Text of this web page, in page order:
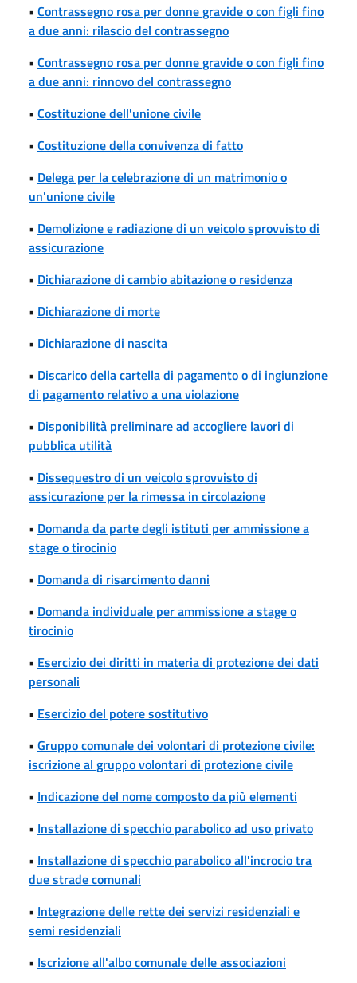
• Contrassegno rosa per donne gravide o con figli fino
a due anni: rilascio del contrassegno
• Contrassegno rosa per donne gravide o con figli fino
a due anni: rinnovo del contrassegno
• Costituzione dell'unione civile
• Costituzione della convivenza di fatto
• Delega per la celebrazione di un matrimonio o
un'unione civile
• Demolizione e radiazione di un veicolo sprovvisto di
assicurazione
• Dichiarazione di cambio abitazione o residenza
• Dichiarazione di morte
• Dichiarazione di nascita
• Discarico della cartella di pagamento o di ingiunzione
di pagamento relativo a una violazione
• Disponibilità preliminare ad accogliere lavori di
pubblica utilità
• Dissequestro di un veicolo sprovvisto di
assicurazione per la rimessa in circolazione
• Domanda da parte degli istituti per ammissione a
stage o tirocinio
• Domanda di risarcimento danni
• Domanda individuale per ammissione a stage o
tirocinio
• Esercizio dei diritti in materia di protezione dei dati
personali
• Esercizio del potere sostitutivo
• Gruppo comunale dei volontari di protezione civile:
iscrizione al gruppo volontari di protezione civile
• Indicazione del nome composto da più elementi
• Installazione di specchio parabolico ad uso privato
• Installazione di specchio parabolico all'incrocio tra
due strade comunali
• Integrazione delle rette dei servizi residenziali e
semi residenziali
• Iscrizione all'albo comunale delle associazioni